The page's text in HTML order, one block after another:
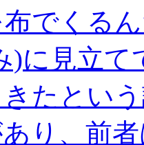
でくる
)に見立
たとい
り、前